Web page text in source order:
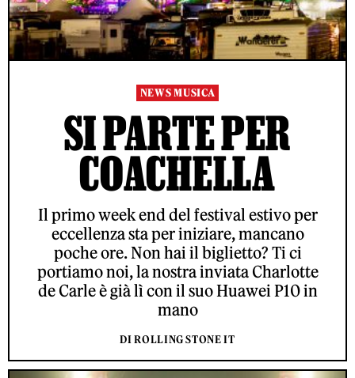
NEWS MUSICA
SI PARTE PER
COACHELLA
Il primo week end del festival estivo per
eccellenza sta per iniziare, mancano
poche ore. Non hai il biglietto? Ti ci
portiamo noi, la nostra inviata Charlotte
de Carle è già lì con il suo Huawei P10 in
mano
DI ROLLING STONE IT